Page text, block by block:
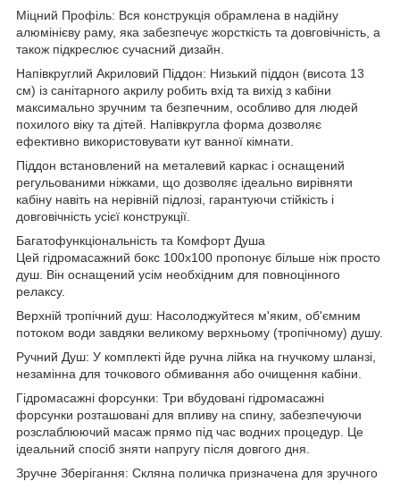
Міцний Профіль: Вся конструкція обрамлена в надійну
алюмінієву раму, яка забезпечує жорсткість та довговічність, а
також підкреслює сучасний дизайн.
Напівкруглий Акриловий Піддон: Низький піддон (висота 13
см) із санітарного акрилу робить вхід та вихід з кабіни
максимально зручним та безпечним, особливо для людей
похилого віку та дітей. Напівкругла форма дозволяє
ефективно використовувати кут ванної кімнати.
Піддон встановлений на металевий каркас і оснащений
регульованими ніжками, що дозволяє ідеально вирівняти
кабіну навіть на нерівній підлозі, гарантуючи стійкість і
довговічність усієї конструкції.
Багатофункціональність та Комфорт Душа
Цей гідромасажний бокс 100х100 пропонує більше ніж просто
душ. Він оснащений усім необхідним для повноцінного
релаксу.
Верхній тропічний душ: Насолоджуйтеся м'яким, об'ємним
потоком води завдяки великому верхньому (тропічному) душу.
Ручний Душ: У комплекті йде ручна лійка на гнучкому шланзі,
незамінна для точкового обмивання або очищення кабіни.
Гідромасажні форсунки: Три вбудовані гідромасажні
форсунки розташовані для впливу на спину, забезпечуючи
розслаблюючий масаж прямо під час водних процедур. Це
ідеальний спосіб зняти напругу після довгого дня.
Зручне Зберігання: Скляна поличка призначена для зручного